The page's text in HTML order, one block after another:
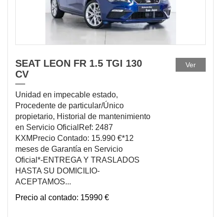
SEAT LEON FR 1.5 TGI 130
CV
Unidad en impecable estado,
Procedente de particular/Único
propietario, Historial de mantenimiento
en Servicio OficialRef: 2487
KXMPrecio Contado: 15.990 €*12
meses de Garantía en Servicio
Oficial*-ENTREGA Y TRASLADOS
HASTA SU DOMICILIO-
ACEPTAMOS...
15990 €
Ver